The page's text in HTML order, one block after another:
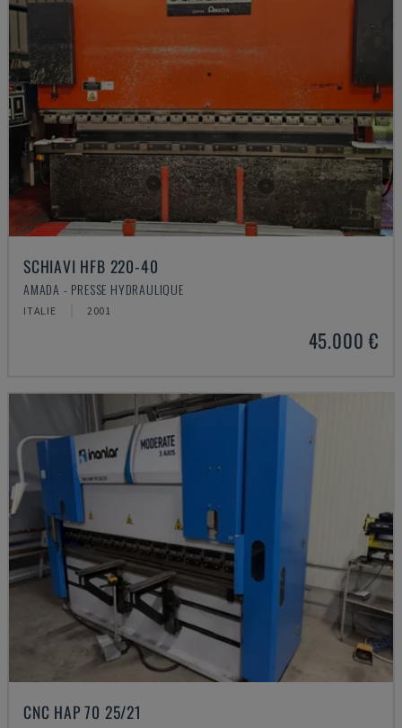
SCHIAVI HFB 220-40
AMADA - PRESSE HYDRAULIQUE
ITALIE 2001
45.000 €
CNC HAP 70 25/21